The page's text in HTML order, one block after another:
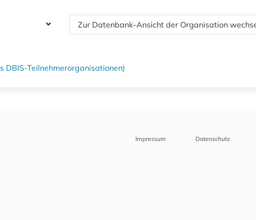
Zur Datenbank-Ansicht der Organisation
Teilnehmerorganisationen)
Impressum Datenschutz